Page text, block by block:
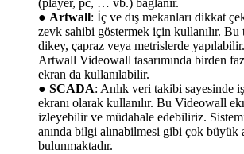
(player, pc, … vb.) bağlanır.
● Artwall: İç ve dış mekanları dikkat
zevk sahibi göstermek için kullanılır. Bu
dikey, çapraz veya metrislerde
Artwall Videowall tasarımında birden
ekran da kullanılabilir.
● SCADA: Anlık veri takibi sayesinde
ekranı olarak kullanılır. Bu Videowall
izleyebilir ve müdahale edebiliriz.
anında bilgi alınabilmesi gibi çok büyük
bulunmaktadır.